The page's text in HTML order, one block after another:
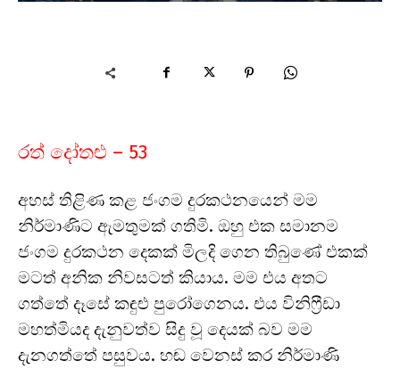
රත් දෝතළු – 53
අහස් තිළිණ කළ ජංගම දුරකථනයෙන් මම
නිර්මාණිට ඇමතුමක් ගතිමි. ඔහු එක සමානම
ජංගම දුරකථන දෙකක් මිලදි ගෙන තිබුණේ එකක්
මටත් අනික නිවසටත් කියාය. මම එය අතට
ගත්තේ දෑසේ කඳුළු පුරෝගෙනය. එය විනිෆ්‍රීඩා
මහත්මියද දැනුවත්ව සිදු වූ දෙයක් බව මම
දැනගත්තේ පසුවය. හඬ වෙනස් කර නිර්මාණි